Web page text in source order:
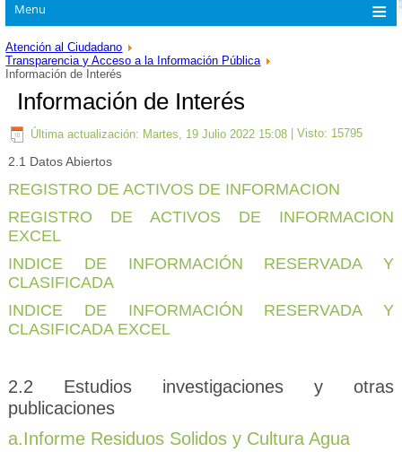
Menu
Atención al Ciudadano
Transparencia y Acceso a la Información Pública
Información de Interés
Información de Interés
Última actualización: Martes, 19 Julio 2022 15:08 | Visto: 15795
2.1 Datos Abiertos
REGISTRO DE ACTIVOS DE INFORMACION
REGISTRO DE ACTIVOS DE INFORMACION
EXCEL
INDICE DE INFORMACIÓN RESERVADA Y
CLASIFICADA
INDICE DE INFORMACIÓN RESERVADA Y
CLASIFICADA EXCEL
2.2 Estudios investigaciones y otras
publicaciones
a.Informe Residuos Solidos y Cultura Agua